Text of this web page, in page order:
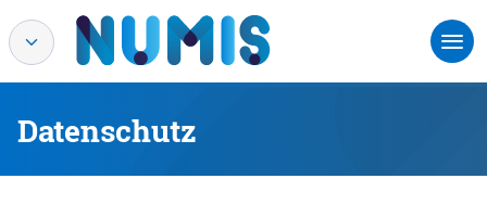
Datenschutz